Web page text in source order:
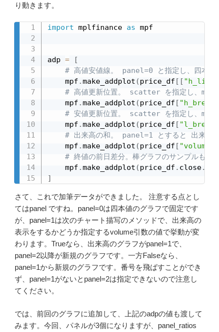
り動きます。
import mplfinance as mpf
adp =
[
# 高値安値線。 panel=0 と指定し、四本値
    mpf
.make_addplot (price_df [ [ "h_line"
# 高値更新位置。 scatter を指定し、
    mpf
.make_addplot (price_df [
# 安値更新位置。 scatter を指定し、
    mpf
.make_addplot (price_df [
# 出来高の和。 panel=1 とすると 出来高
    mpf
.make_addplot (price_df [
# 終値の前日差分。棒グラフのサンプルも
    mpf
.make_addplot (price_df . close.
]
さて、これで加筆データができました。 注意する点とし
てはpanel ですね。panel=0は四本値のグラフで固定です
が、panel=1は次のチャート描写のメソッドで、出来高の
表示をするかどうか指定するvolume引数の値で挙動が変
わります。Trueなら、出来高のグラフがpanel=1で、
panel=2以降が新規のグラフです。一方Falseなら、
panel=1から新規のグラフです。番号を飛ばすことができ
ず、panel=1がないとpanel=2は指定できないので注意し
てください。
では、前回のグラフに追加して、上記のadpの値も渡して
みます。今回、パネルが3個になりますが、panel_ratios